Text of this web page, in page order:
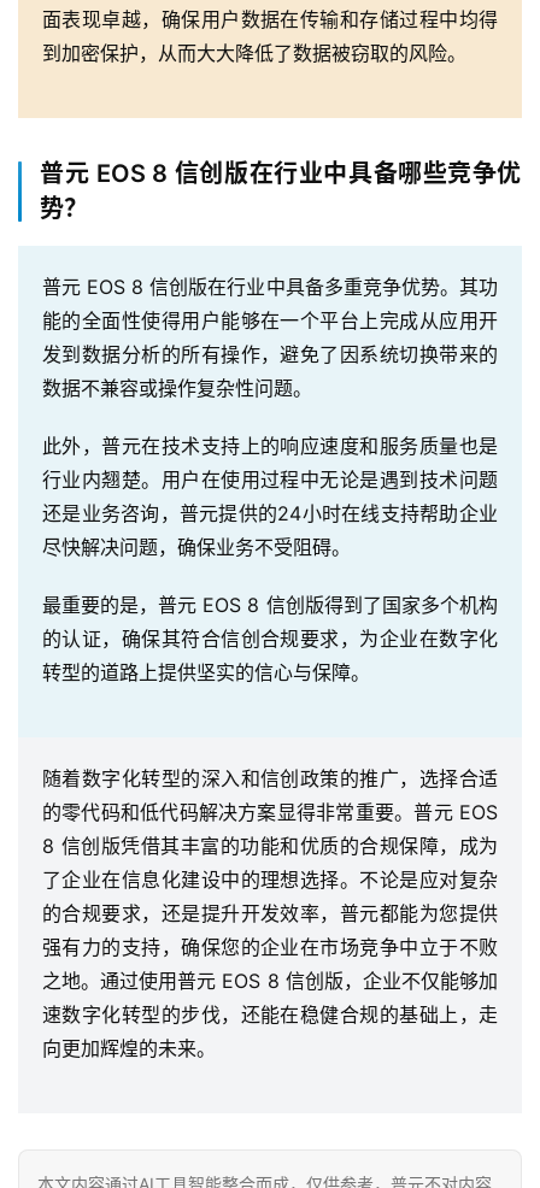
面表现卓越，确保用户数据在传输和存储过程中均得
到加密保护，从而大大降低了数据被窃取的风险。
普元 EOS 8 信创版在行业中具备哪些竞争优
势？
普元 EOS 8 信创版在行业中具备多重竞争优势。其功
能的全面性使得用户能够在一个平台上完成从应用开
发到数据分析的所有操作，避免了因系统切换带来的
数据不兼容或操作复杂性问题。
此外，普元在技术支持上的响应速度和服务质量也是
行业内翘楚。用户在使用过程中无论是遇到技术问题
还是业务咨询，普元提供的24小时在线支持帮助企业
尽快解决问题，确保业务不受阻碍。
最重要的是，普元 EOS 8 信创版得到了国家多个机构
的认证，确保其符合信创合规要求，为企业在数字化
转型的道路上提供坚实的信心与保障。
随着数字化转型的深入和信创政策的推广，选择合适
的零代码和低代码解决方案显得非常重要。普元 EOS
8 信创版凭借其丰富的功能和优质的合规保障，成为
了企业在信息化建设中的理想选择。不论是应对复杂
的合规要求，还是提升开发效率，普元都能为您提供
强有力的支持，确保您的企业在市场竞争中立于不败
之地。通过使用普元 EOS 8 信创版，企业不仅能够加
速数字化转型的步伐，还能在稳健合规的基础上，走
向更加辉煌的未来。
本文内容通过AI工具智能整合而成，仅供参考，普元不对内容